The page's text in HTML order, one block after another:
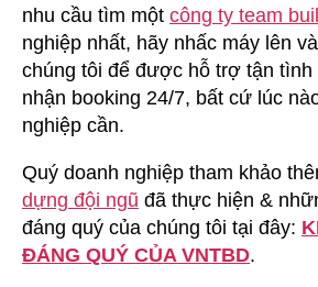
nhu cầu tìm một công ty team
nghiệp nhất, hãy nhấc máy lên
chúng tôi để được hỗ trợ tận tình
nhận booking 24/7, bất cứ lúc
nghiệp cần.
Quý doanh nghiệp tham khảo
dựng đội ngũ đã thực hiện &
đáng quý của chúng tôi tại đây:
ĐÁNG QUÝ CỦA VNTBD.